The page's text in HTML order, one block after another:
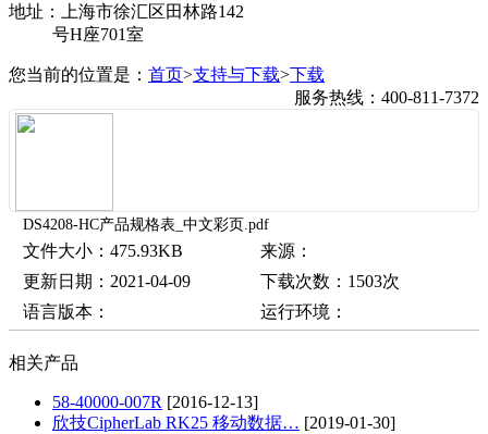
地址：上海市徐汇区田林路142
号H座701室
您当前的位置是： 首页>支持与下载>下载
服务热线：400-811-7372
DS4208-HC产品规格表_中文彩页.pdf
文件大小：475.93KB
来源：
更新日期：2021-04-09
下载次数： 1503次
语言版本：
运行环境：
相关产品
58-40000-007R [2016-12-13]
欣技CipherLab RK25 移动数据… [2019-01-30]